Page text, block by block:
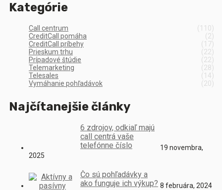
Kategórie
Call centrum
(110)
CreditCall pomáha
(2)
CreditCall príbehy
(17)
Prieskum trhu
(22)
Prípadové štúdie
(22)
Telemarketing
(28)
Telesales
(14)
Vymáhanie pohľadávok
(20)
Najčítanejšie články
6 zdrojov, odkiaľ majú
call centrá vaše
telefónne číslo
19 novembra,
2025
Čo sú pohľadávky a
ako funguje ich výkup? 8 februára, 2024